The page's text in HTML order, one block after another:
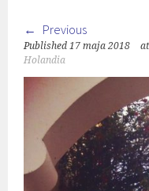
Previous
Published17 maja 2018
Holandia